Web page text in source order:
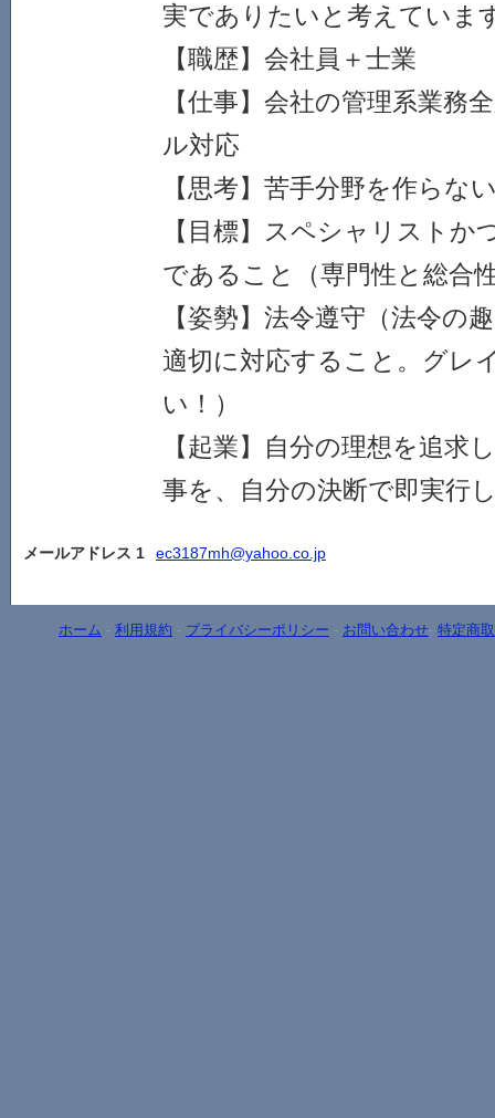
実でありたいと考えていま
【職歴】会社員＋士業
【仕事】会社の管理系業務
ル対応
【思考】苦手分野を作らな
【目標】スペシャリストか
であること（専門性と総合
【姿勢】法令遵守（法令の
適切に対応すること。グレ
い！）
【起業】自分の理想を追求
事を、自分の決断で即実行
メールアドレス 1 ec3187mh@yahoo.co.jp
ホーム - 利用規約 - プライバシーポリシー - お問い合わせ- 特定商